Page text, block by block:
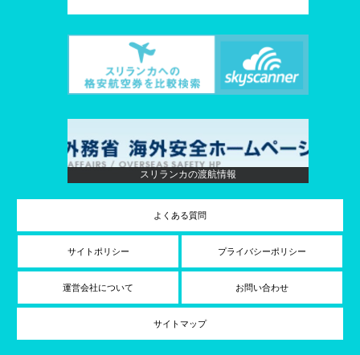
スリランカの渡航情報
よくある質問
サイトポリシー プライバシーポリシー
運営会社について お問い合わせ
サイトマップ